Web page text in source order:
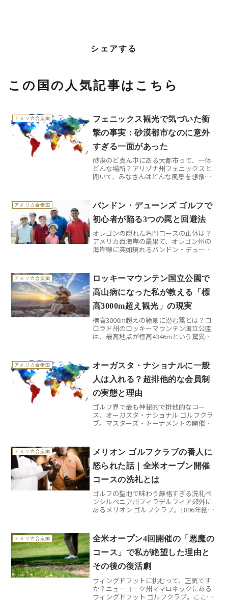
シェアする
この国の人気記事はこちら
アメリカ合衆国
フェニックス観光で気づいた衝
撃の事実：砂漠都市なのに意外
すぎる一面があった
砂漠のど真ん中にある大都市って、一体
どんな場所？アリゾナ州フェニックスと
聞いて、みなさんはどんな風景を想像し
いたら、きっと現地で驚くことになりま
す。私も初めて訪れ...
アメリカ合衆国
バンドン・デューンズ ゴルフで
初心者が陥る3つの罠と回避法
オレゴンの隠れた名門コースの正体は？
アメリカ西海岸の最果て、オレゴン州の
海岸線に突如現れるバンドン・デューン
もなるこの場所で、多くの初心者ゴルフ
ァーが「こんなはずじゃ...
アメリカ合衆国
ロッキーマウンテン国立公園で
高山病になった私が教える「標
高3000m超え観光」の現実
標高3000m超えの絶景に潜む罠とは？コ
ロラド州のロッキーマウンテン国立公園
は、最高地点が標高4346mという驚異的
験できない高山の世界へ足を踏み入れる
ことができるの...
アメリカ合衆国
オーガスタ・ナショナルに一般
人は入れる？超排他的な会員制
の実態と理由
ゴルフ界で最も神秘的で排他的なコー
ス、オーガスタ・ナショナル ゴルフクラ
ブ。マスターズ・トーナメントの開催地
踏み入れることができない場所なので
す。なぜこれほどまでに閉鎖...
アメリカ合衆国
メリオン ゴルフクラブの番人に
怒られた話｜全米オープン開催
コースの洗礼とは
ゴルフの聖地で味わう厳格すぎる洗礼ペ
ンシルベニア州フィラデルフィア郊外に
あるメリオン ゴルフクラブ。1896年創設
オープンを5度開催した由緒あるコースだ
からこそ、その厳...
アメリカ合衆国
全米オープン4回開催の「悪魔の
コース」で私が絶望した理由と
その後の復活劇
ウィングドフットに挑むって、正気です
か？ニューヨーク州ママロネックにある
ウィングドフット ゴルフクラブ。ここは